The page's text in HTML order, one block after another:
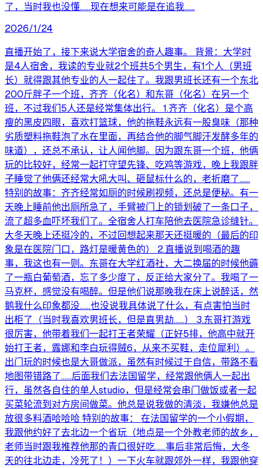
了，当时我也没懂......现在想来可能是在追我......
2026/1/24
直播开始了，接下来说大学宿舍的奇人趣事。 背景：大学时
是4人宿舍，我读的专业就2个班共5个男生，有1个人（男班
长）就得跟其他专业的人一起住了。我跟男班长还有一个东北
200斤胖子一个班，齐齐（化名）和东哥（化名）在另一个
班，不过我们5人还是经常集体出行。 1.齐齐（化名）是个高
瘦的黑皮四眼，喜欢打篮球，他的拖鞋永远有一股臭味（那种
劣质塑料拖鞋泡了水在里面，再结合他的脚气脚汗发酵多年的
味道），还总不承认，让人闻他脚。因为跟东哥一个班，他俩
玩的比较好，经常一起打守望先锋、吃鸡等游戏，晚上我跟胖
子睡觉了他俩还经常大吼大叫、砸鼠标什么的，老折磨了……
特别的故事：齐齐经常如厕的时候刷视频，还总是便秘。有一
天晚上睡前他出厕所急了，手臂被门上的锁划破了一条口子，
流了超多血吓坏我们了。全宿舍人打车陪他去医院急诊缝针。
大冬天晚上还挺冷的，不过回想起来那天还挺暖的（最后的印
象是在医院门口，路灯是暖黄色的） 2.直播说到喝酒的趣
事，我这也有一则。东哥在大学红酒社，大二换届的时候他薅
了一瓶白葡萄酒，忘了多少度了，反正给大家分了。我喝了一
马克杯，感觉没有喝醉。但是他们说那晚我在床上说醉话，然
鹅我什么印象都没……也没说我具体说了什么，有点害怕当时
出柜了（当时我喜欢男班长，但是直男劫……） 3.东哥打游戏
很厉害，他带着我们一起打王者荣耀（正好5排，他高中就开
始打王者，露娜和李白玩得贼6，从来不买鞋，走位犀利）。
出门玩的时候也是大哥做派，虽然有时候过于自信，带路不看
地图带错路了……后面我们去法国留学，经常跟他俩人一起出
行，虽然各自住的单人studio，但是经常会串门做饭或者一起
买菜轮流到对方房间做菜。他总是说我做的清淡，我嫌他总是
放很多料酒哈哈哈 特别的故事： 在法国留学的一个小假期，
我跟他约好了去北边一个省玩（地点是一个外教老师的故乡，
老师当时跟我推荐他那的青口很好吃……事后非常后悔，大冬
天的往北边走，冷死了！）一下火车就跟郊外一样，我跟他穿